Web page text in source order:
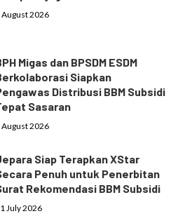
August 2026
Migas dan BPSDM ESDM
Siapkan
Distribusi BBM Subsidi
Sasaran
August 2026
Siap Terapkan XStar
Penuh untuk Penerbitan
Rekomendasi BBM Subsidi
July 2026